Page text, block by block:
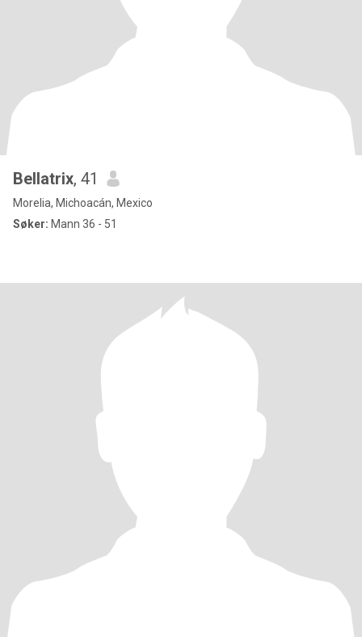
Bellatrix, 41
Morelia, Michoacán, Mexico
Søker: Mann 36 - 51